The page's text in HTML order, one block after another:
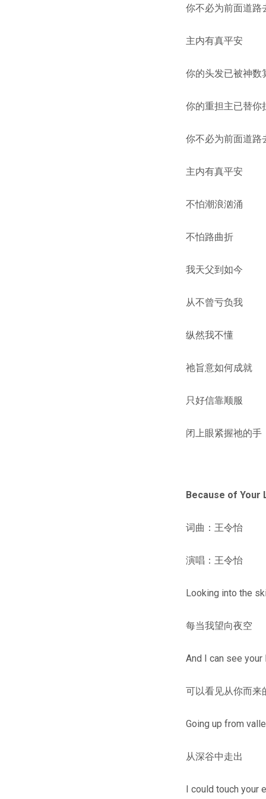
你不必为前面道路
主内有真平安
你的头发已被神数
你的重担主已替你
你不必为前面道路
主内有真平安
不怕潮浪汹涌
不怕路曲折
我天父到如今
从不曾亏负我
纵然我不懂
祂旨意如何成就
只好信靠顺服
闭上眼紧握祂的手
Because of Your
词曲：王令怡
演唱：王令怡
Looking into the
每当我望向夜空
And I can see your
可以看见从你而来
Going up from
从深谷中走出
I could touch your